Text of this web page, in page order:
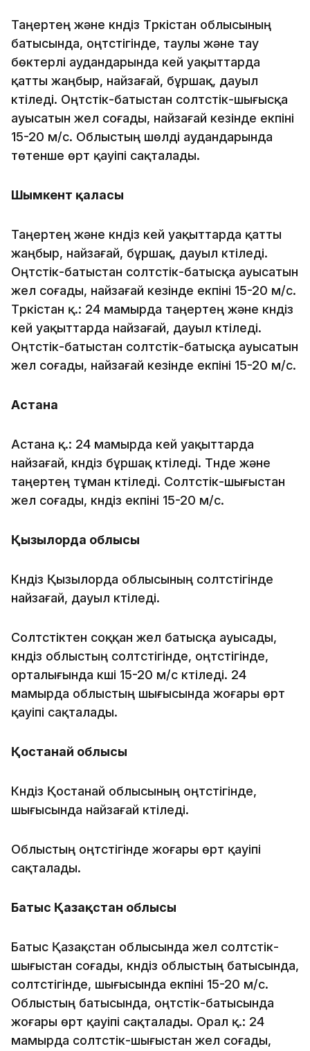
Таңертең және күндіз Түркістан облысының
батысында, оңтүстігінде, таулы және тау
бөктерлі аудандарында кей уақыттарда
қатты жаңбыр, найзағай, бұршақ, дауыл
күтіледі. Оңтүстік-батыстан солтүстік-шығысқа
ауысатын жел соғады, найзағай кезінде екпіні
15-20 м/с. Облыстың шөлді аудандарында
төтенше өрт қауіпі сақталады.
Шымкент қаласы
Таңертең және күндіз кей уақыттарда қатты
жаңбыр, найзағай, бұршақ, дауыл күтіледі.
Оңтүстік-батыстан солтүстік-батысқа ауысатын
жел соғады, найзағай кезінде екпіні 15-20 м/с.
Түркістан қ.: 24 мамырда таңертең және күндіз
кей уақыттарда найзағай, дауыл күтіледі.
Оңтүстік-батыстан солтүстік-батысқа ауысатын
жел соғады, найзағай кезінде екпіні 15-20 м/с.
Астана
Астана қ.: 24 мамырда кей уақыттарда
найзағай, күндіз бұршақ күтіледі. Түнде және
таңертең тұман күтіледі. Солтүстік-шығыстан
жел соғады, күндіз екпіні 15-20 м/с.
Қызылорда облысы
Күндіз Қызылорда облысының солтүстігінде
найзағай, дауыл күтіледі.
Солтүстіктен соққан жел батысқа ауысады,
күндіз облыстың солтүстігінде, оңтүстігінде,
орталығында күші 15-20 м/с күтіледі. 24
мамырда облыстың шығысында жоғары өрт
қауіпі сақталады.
Қостанай облысы
Күндіз Қостанай облысының оңтүстігінде,
шығысында найзағай күтіледі.
Облыстың оңтүстігінде жоғары өрт қауіпі
сақталады.
Батыс Қазақстан облысы
Батыс Қазақстан облысында жел солтүстік-
шығыстан соғады, күндіз облыстың батысында,
солтүстігінде, шығысында екпіні 15-20 м/с.
Облыстың батысында, оңтүстік-батысында
жоғары өрт қауіпі сақталады. Орал қ.: 24
мамырда солтүстік-шығыстан жел соғады,